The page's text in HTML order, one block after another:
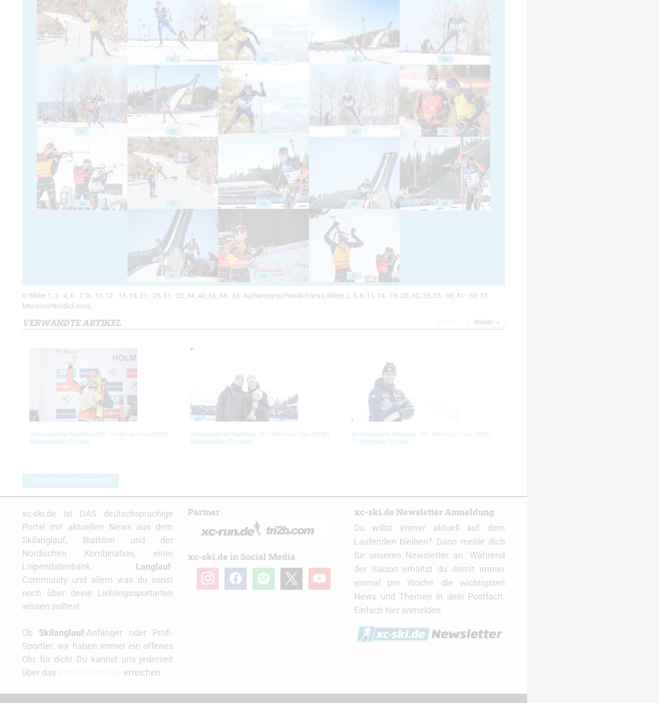
46 47 48 49 50
51 52 53 54 55
56 57 58 59 60
61 62 63
© Bilder 1, 3 - 4, 6 - 7, 9 - 10, 12 - 13, 19, 21 - 29, 31 - 32, 34, 40, 56, 58 - 63: Authamayou/NordicFocus; Bilder 2, 5, 8, 11, 14 - 18, 20, 30, 33, 35 - 39, 41 - 55, 57:
Manzoni/NordicFocus;
VERWANDTE ARTIKEL
Bildergalerie Biathlon IBU Weltcup Oslo (NOR)
Massenstart Herren
Bildergalerie Biathlon IBU Weltcup Oslo (NOR)
Massenstart Frauen
Bildergalerie Biathlon IBU Weltcup Oslo (NOR)
Verfolgung Herren
Weiter
Schreibe einen Kommentar
xc-ski.de ist DAS deutschsprachige
Portal mit aktuellen News aus dem
Skilanglauf, Biathlon und der
Nordischen Kombination, einer
Loipendatenbank, Langlauf-
Community und allem was du sonst
noch über deine Lieblingssportarten
wissen solltest.
Ob Skilanglauf-Anfänger oder Profi-
Sportler, wir haben immer ein offenes
Ohr für dich! Du kannst uns jederzeit
über das
erreichen.
Partner
xc-ski.de in Social Media
instagramfacebookspotify youtube
xc-ski.de Newsletter Anmeldung
Du willst immer aktuell auf dem
Laufenden bleiben? Dann melde dich
für unseren Newsletter an. Während
der Saison erhältst du damit immer
einmal pro Woche die wichtigsten
News und Themen in dein Postfach.
Einfach hier anmelden: